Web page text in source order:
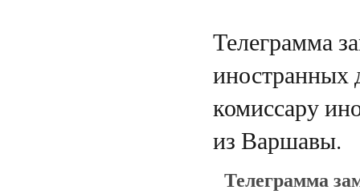
Телеграмма
комиссару
из Варшавы.
Телеграмма